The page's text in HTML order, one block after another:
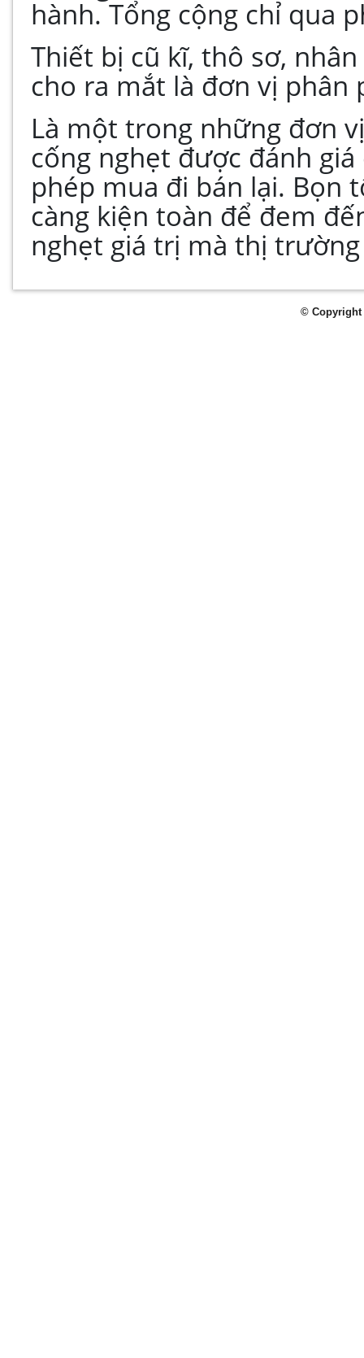
hành. Tổng cộng chỉ qua
Thiết bị cũ kĩ, thô sơ,
cho ra mắt là đơn vị
Là một trong những đơn
cống nghẹt được đánh
phép mua đi bán lại. Bọn
càng kiện toàn để đem
nghẹt giá trị mà thị
© Copyright